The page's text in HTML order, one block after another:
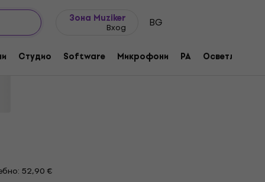
Зона Muziker
Вход BG
Студио Software Микрофони PA Осветление
продукт)
450572
52,90 €